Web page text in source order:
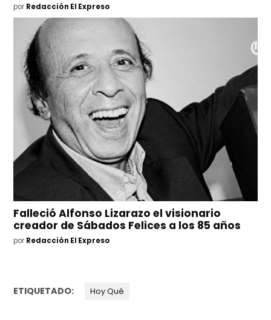
por Redacción El Expreso
Falleció Alfonso Lizarazo el visionario
creador de Sábados Felices a los 85 años
por Redacción El Expreso
ETIQUETADO: Hoy Qué